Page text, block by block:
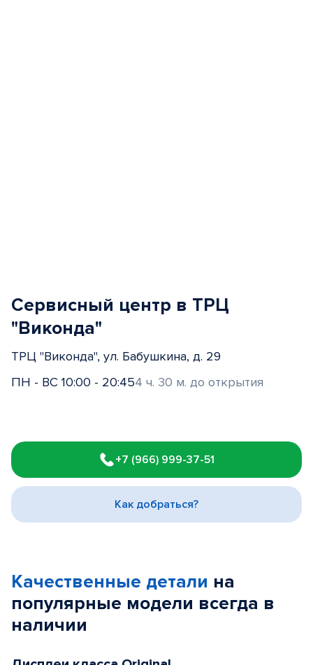
Сервисный центр в ТРЦ
"Виконда"
ТРЦ "Виконда", ул. Бабушкина, д. 29
ПН - ВС 10:00 - 20:454 ч. 30 м. до открытия
1
of
3
+7 (966) 999-37-51
Как добраться?
Качественные детали на
популярные модели всегда в
наличии